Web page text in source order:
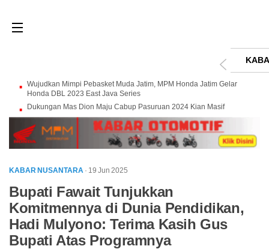
Wujudkan Mimpi Pebasket Muda Jatim, MPM Honda Jatim Gelar
Honda DBL 2023 East Java Series
Dukungan Mas Dion Maju Cabup Pasuruan 2024 Kian Masif
KABAR NUSANTARA · 19 Jun 2025
Bupati Fawait Tunjukkan
Komitmennya di Dunia Pendidikan,
Hadi Mulyono: Terima Kasih Gus
Bupati Atas Programnya